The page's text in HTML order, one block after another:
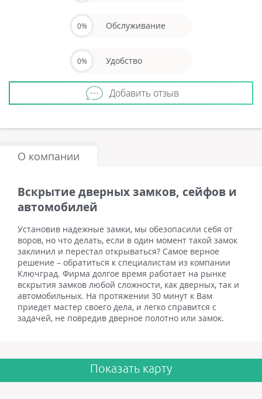
0% Обслуживание
0% Удобство
Добавить отзыв
О компании
Вскрытие дверных замков, сейфов и
автомобилей
Установив надежные замки, мы обезопасили себя от
воров, но что делать, если в один момент такой замок
заклинил и перестал открываться? Самое верное
решение – обратиться к специалистам из компании
Ключград. Фирма долгое время работает на рынке
вскрытия замков любой сложности, как дверных, так и
автомобильных. На протяжении 30 минут к Вам
приедет мастер своего дела, и легко справится с
задачей, не повредив дверное полотно или замок.
Показать карту